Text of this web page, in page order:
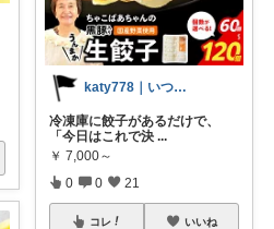
katy778｜いつも有難うございます✨
冷凍庫に餃子があるだけで、
「今日はこれで決 ...
￥ 7,000～
0 0 21
コレ いいね